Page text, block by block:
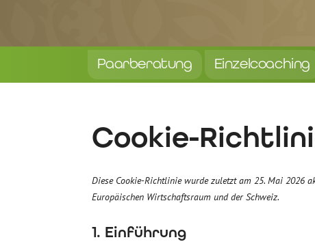
Paarberatung Einzelcoaching
Cookie-
Diese Cookie-Richtlinie wurde zuletzt am 25. Mai
Europäischen Wirtschaftsraum und der Schweiz.
1. Einführung